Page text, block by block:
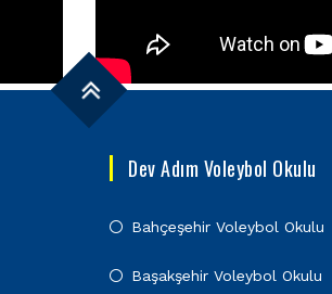
Dev Adım Voleybol Okulu
Bahçeşehir Voleybol Okulu
Başakşehir Voleybol Okulu